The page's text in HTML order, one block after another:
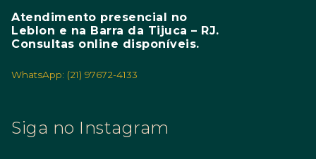
Atendimento presencial no
Leblon e na Barra da Tijuca – RJ.
Consultas online disponíveis.
WhatsApp: (21) 97672-4133
Siga no Instagram